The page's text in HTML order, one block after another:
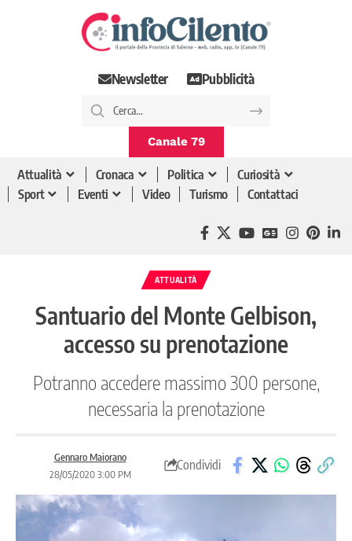
Newsletter Pubblicità
Canale 79
Attualità Cronaca Politica
Curiosità
Sport
Eventi Video Turismo Contattaci
ATTUALITÀ
Santuario del Monte Gelbison,
accesso su prenotazione
Potranno accedere massimo 300 persone,
necessaria la prenotazione
Gennaro Maiorano
28/05/2020 3:00 PM
Condividi